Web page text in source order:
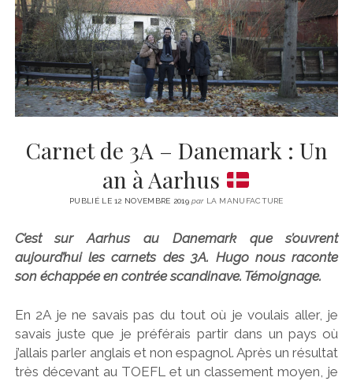
CINÉMA
LITTÉRATURE
ÉCONOMIE
SPORT
MÉDIAS
SANTÉ
instagram
emailemail-
form
Carnet de 3A – Danemark : Un
an à Aarhus
PUBLIÉ LE 12 NOVEMBRE 2019parLA MANUFACTURE
C’est sur Aarhus au Danemark que s’ouvrent
aujourd’hui les carnets des 3A. Hugo nous raconte
son échappée en contrée scandinave. Témoignage.
En 2A je ne savais pas du tout où je voulais aller, je
savais juste que je préférais partir dans un pays où
j’allais parler anglais et non espagnol. Après un résultat
très décevant au TOEFL et un classement moyen, je